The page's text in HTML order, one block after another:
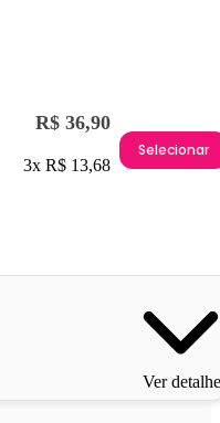
R$ 36,90
3x R$ 13,68
Selecionar
Ver